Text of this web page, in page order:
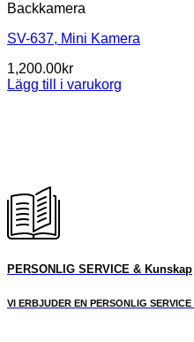
Backkamera
SV-637, Mini Kamera
1,200.00kr
Lägg till i varukorg
PERSONLIG SERVICE & Kunskap
VI ERBJUDER EN PERSONLIG